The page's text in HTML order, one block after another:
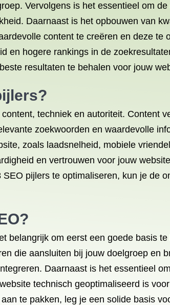
Vervolgens is het essentieel om
Daarnaast is het opbouwen van
content te creëren en deze
en hogere rankings in de
resultaten te behalen voor jouw
techniek en autoriteit. Content
zoekwoorden en waardevolle
zoals laadsnelheid, mobiele
en vertrouwen voor jouw
pijlers te optimaliseren, kun je de
belangrijk om eerst een goede basis
die aansluiten bij jouw doelgroep en
Daarnaast is het essentieel
technisch geoptimaliseerd is
te pakken, leg je een solide basis